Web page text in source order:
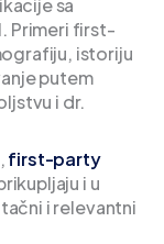
sa
Primeri first-
istoriju
putem
i dr.
first-party
i u
i relevantni